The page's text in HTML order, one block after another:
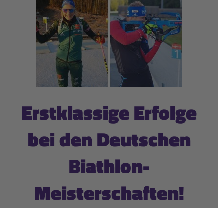
Erstklassige Erfolge
bei den Deutschen
Biathlon-
Meisterschaften!